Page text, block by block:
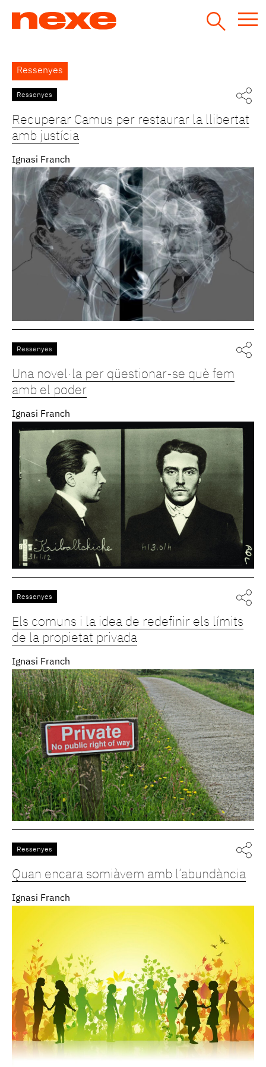
Back
to
top
Ressenyes
Ressenyes
Recuperar Camus per restaurar la llibertat
amb justícia
Ignasi Franch
Ressenyes
Una novel·la per qüestionar-se què fem
amb el poder
Ignasi Franch
Ressenyes
Els comuns i la idea de redefinir els límits
de la propietat privada
Ignasi Franch
Ressenyes
Quan encara somiàvem amb l’abundància
Ignasi Franch
Pàgines